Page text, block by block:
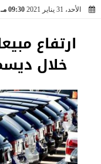
الأحد، 31 يناير 2021
09:30 مـ
ارتفاع
خلال ديسمبر 2020